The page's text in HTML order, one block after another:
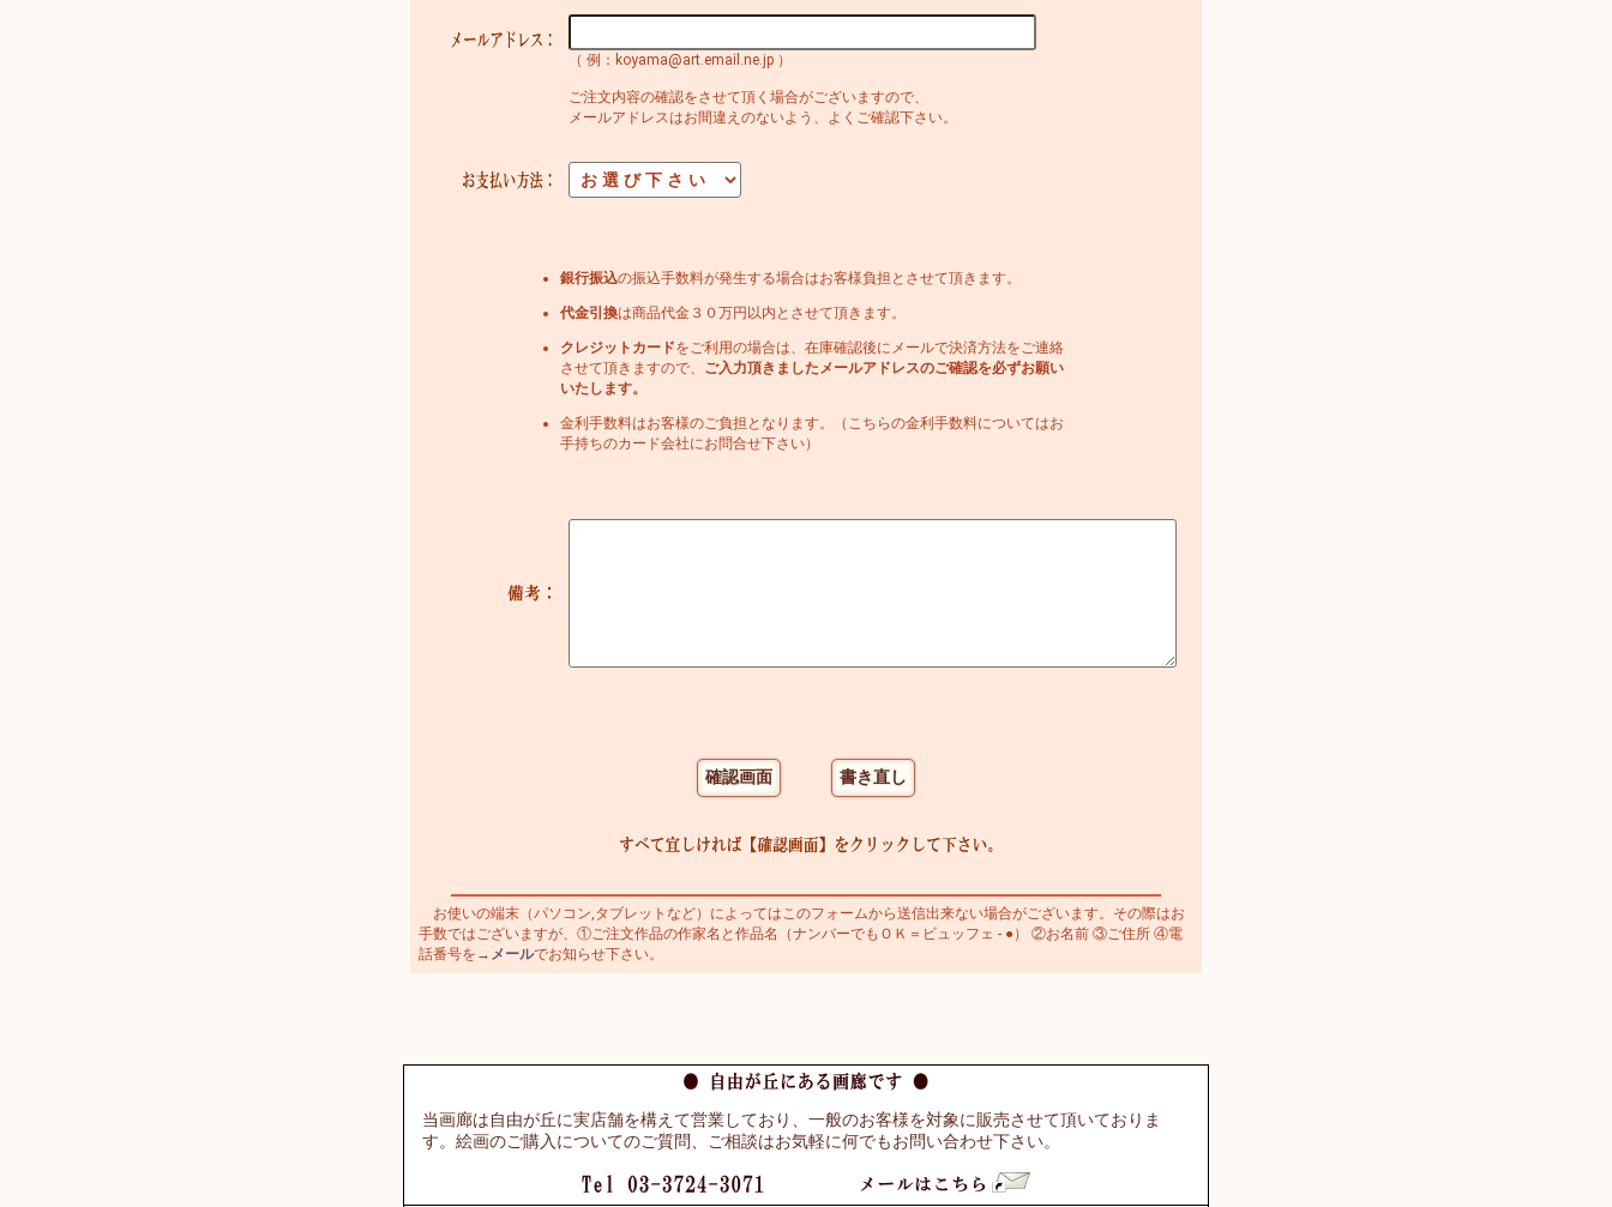
（ 例：koyama@art.email.ne.jp ）
ご注文内容の確認をさせて頂く場合がございますので、
メールアドレスはお間違えのないよう、よくご確認下さい。
銀行振込の振込手数料が発生する場合はお客様負担とさせて頂きます。
代金引換は商品代金３０万円以内とさせて頂きます。
クレジットカードをご利用の場合は、在庫確認後にメールで決済方法をご連絡
させて頂きますので、 ご入力頂きましたメールアドレスのご確認を必ずお願い
いたします。
金利手数料はお客様のご負担となります。（こちらの金利手数料についてはお
手持ちのカード会社にお問合せ下さい）
お使いの端末（パソコン,タブレットなど）によってはこのフォームから送信出来ない場合がございます。その際はお
手数ではございますが、①ご注文作品の作家名と作品名（ナンバーでもＯＫ＝ビュッフェ - ●） ②お名前 ③ご住所 ④電
話番号を→ メールでお知らせ下さい。
当画廊は自由が丘に実店舗を構えて営業しており、一般のお客様を対象に販売させて頂いておりま
す。絵画のご購入についてのご質問、ご相談はお気軽に何でもお問い合わせ下さい。